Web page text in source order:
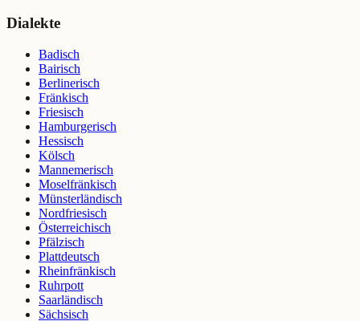
Dialekte
Badisch
Bairisch
Berlinerisch
Fränkisch
Friesisch
Hamburgerisch
Hessisch
Kölsch
Mannemerisch
Moselfränkisch
Münsterländisch
Nordfriesisch
Österreichisch
Pfälzisch
Plattdeutsch
Rheinfränkisch
Ruhrpott
Saarländisch
Sächsisch